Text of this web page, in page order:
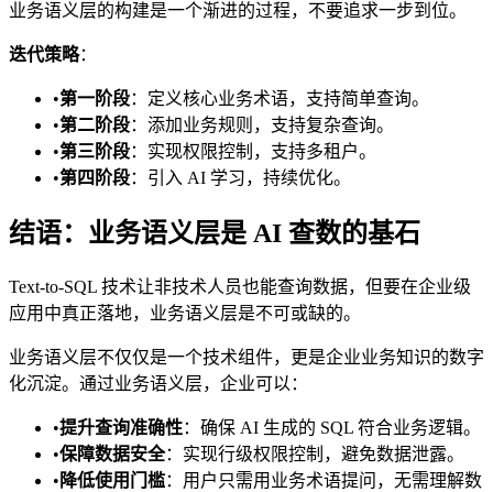
业务语义层的构建是一个渐进的过程，不要追求一步到位。
迭代策略：
•第一阶段：定义核心业务术语，支持简单查询。
•第二阶段：添加业务规则，支持复杂查询。
•第三阶段：实现权限控制，支持多租户。
•第四阶段：引入 AI 学习，持续优化。
结语：业务语义层是 AI 查数的基石
Text-to-SQL 技术让非技术人员也能查询数据，但要在企业级
应用中真正落地，业务语义层是不可或缺的。
业务语义层不仅仅是一个技术组件，更是企业业务知识的数字
化沉淀。通过业务语义层，企业可以：
•提升查询准确性：确保 AI 生成的 SQL 符合业务逻辑。
•保障数据安全：实现行级权限控制，避免数据泄露。
• 降低使用门槛：用户只需用业务术语提问，无需理解数